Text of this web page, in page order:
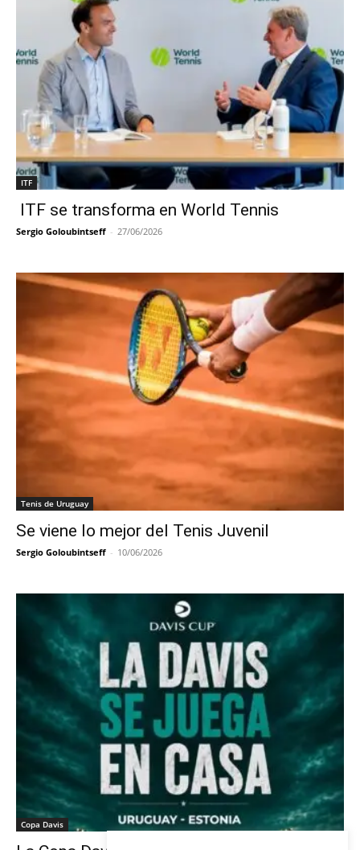
ITF
ITF se transforma en World Tennis
Sergio Goloubintseff - 27/06/2026
Tenis de Uruguay
Se viene lo mejor del Tenis Juvenil
Sergio Goloubintseff - 10/06/2026
Copa Davis